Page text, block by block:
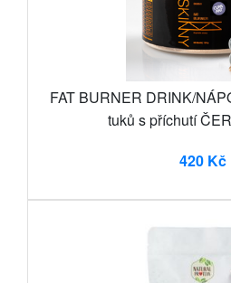
FAT BURNER DRINK/
tuků s příchutí
420 Kč